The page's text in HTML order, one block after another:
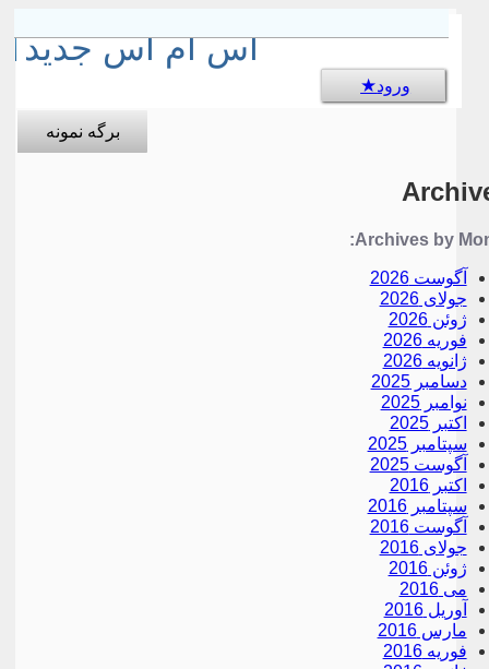
اس ام اس جدید
ورود
برگه نمونه
Archives by
آگوست 2026
جولای 2026
ژوئن 2026
فوریه 2026
ژانویه 2026
دسامبر 2025
نوامبر 2025
اکتبر 2025
سپتامبر 2025
آگوست 2025
اکتبر 2016
سپتامبر 2016
آگوست 2016
جولای 2016
ژوئن 2016
می 2016
آوریل 2016
مارس 2016
فوریه 2016